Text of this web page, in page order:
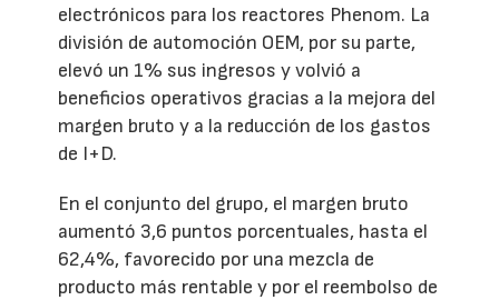
electrónicos para los reactores Phenom. La
división de automoción OEM, por su parte,
elevó un 1% sus ingresos y volvió a
beneficios operativos gracias a la mejora del
margen bruto y a la reducción de los gastos
de I+D.
En el conjunto del grupo, el margen bruto
aumentó 3,6 puntos porcentuales, hasta el
62,4%, favorecido por una mezcla de
producto más rentable y por el reembolso de